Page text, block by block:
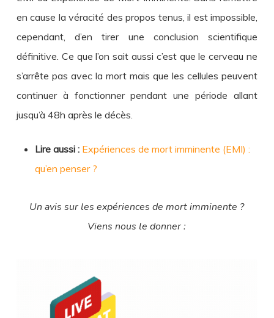
en cause la véracité des propos tenus, il est impossible,
cependant, d’en tirer une conclusion scientifique
définitive. Ce que l’on sait aussi c’est que le cerveau ne
s’arrête pas avec la mort mais que les cellules peuvent
continuer à fonctionner pendant une période allant
jusqu’à 48h après le décès.
Lire aussi : Expériences de mort imminente (EMI) :
qu’en penser ?
Un avis sur les expériences de mort imminente ?
Viens nous le donner :